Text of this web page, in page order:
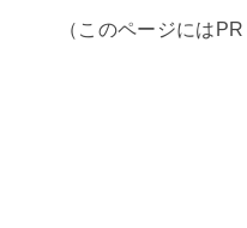
（このページには